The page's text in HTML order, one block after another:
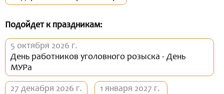
Подойдет к праздникам:
5 октября 2026 г.
День работников уголовного розыска - День
МУРа
27 декабря 2026 г.
1 января 2027 г.